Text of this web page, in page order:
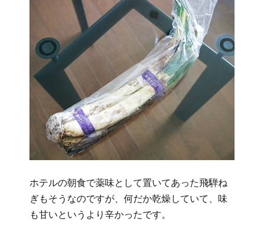
ホテルの朝食で薬味として置いてあった飛騨ね
ぎもそうなのですが、何だか乾燥していて、味
も甘いというより辛かったです。